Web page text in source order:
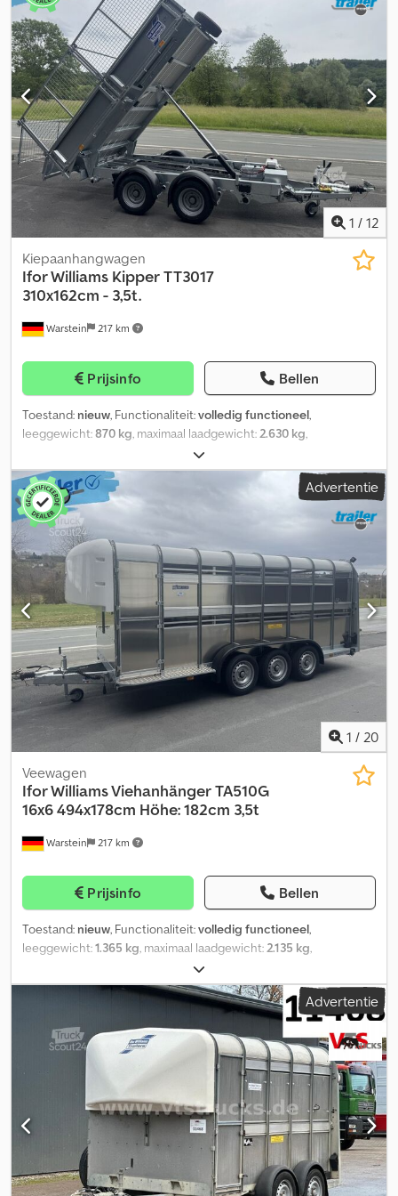
1 / 12
Warstein 217 km
Kiepaanhangwagen
Ifor Williams KipperTT3017
310x162cm - 3,5t.
Prijsinfo Bellen
Toestand: nieuw, Functionaliteit:volledig functioneel,
leeggewicht:870 kg, maximaal laadgewicht:2.630 kg,
, asconfiguratie:
lengte:3.100 mm, laadruimtebreedte:1.680 mm,
laadruimtehoogte:
paraboolblad (veer),
bandenmaten:185/70R13C aanhanger geremd
Bouwjaar:2026
, Ifor Williams TT3017 ► Achterkant-kipper met
grote kiephoek ► Laadoppervlak afmeting: ca. 310x168x35 cm
(LxBxH) ► Toegestane totaalgewicht: 3500 kg ► Leeggewicht
ca.: 870 kg (zonder extra’s) ► 12 V elektrische hydrauliekpomp en
eigen accu ► Acculading via trekkend voertuig ► Volledig
aluminium vloer ► Achterklep boven en onder te openen ► Max.
kiephoek 50° ► Volwaardig reservewiel Extra’s, inbegrepen in de
aanbiedingsprijs: ► Lichtbeschermingsrooster ► 4 x sjorogen
van 800 kg elk Dwsdpfx Aqszb I Rfegoa ► Oprijplatenhouders ►
Opzetrooster voor meer opslagruimte (115 cm binnenhoogte) ►
Banden met offroad-profiel - 185/70R13C
Advertentie
1 / 20
Warstein 217 km
Veewagen
Ifor Williams ViehanhängerTA510G
16x6 494x178cm Höhe: 182cm 3,5t
Prijsinfo Bellen
Toestand: nieuw, Functionaliteit:volledig functioneel,
leeggewicht:1.365 kg, maximaal laadgewicht:2.135 kg,
, asconfiguratie:
lengte:4.930 mm, laadruimtebreedte:1.780 mm,
1.820 mm, ophanging:paraboolblad (veer),
aanhanger geremd,
Ifor Williams veetrailer, TA510G 16x6 RD ► 3-assige TRIDEM met
bladvering ► Laadruimteafmetingen: 493 x 178 x 182 cm (LxBxH)
► Toegestane totaalgewicht: 3500 kg ► Leeggewicht: ca. 1365
kg ► 2-delige toegangdeur vooraan, links ► Zijluchtkleppen ►
Oplopende hekkens aan beide zijden ► Afwatertank, standaard
► Bandenmaat 175/75R16C plus reservewiel ► Combinatie van
oprijplaat en deuren Extra’s, inbegrepen in de aanbiedingsprijs:
Dedpfx Aqjxyxb Djgswa ► Scheidingsstangen, onderste
luchtkleppen ► Dwarswand, meervoudig verstelbaar ►
Advertentie